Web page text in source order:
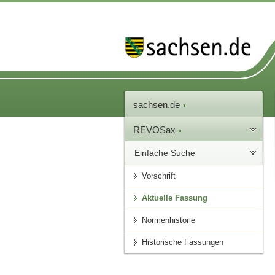
sachsen.de
REVOSax
Einfache Suche
Vorschrift
Aktuelle Fassung
Normenhistorie
Historische Fassungen